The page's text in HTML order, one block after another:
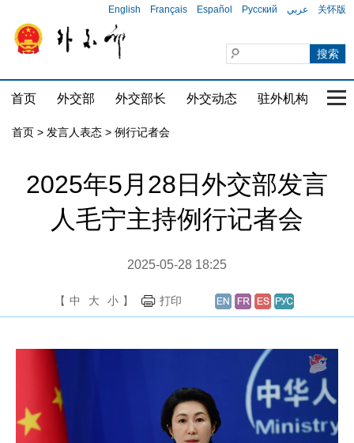
English Français Español Русский عربي 关怀版
首页 外交部 外交部长 外交动态 驻外机构 国
首页 > 发言人表态 > 例行记者会
2025年5月28日外交部发言
人毛宁主持例行记者会
2025-05-28 18:25
【 中 大 小 】 打印